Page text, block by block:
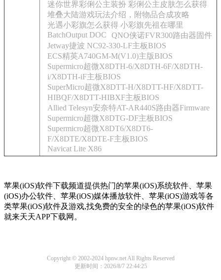
迷你世界彩俐公主装扮 彩俐公主皮肤怎么获得
堆叠大陆游戏玩法介绍，附物品合成攻略
光遇小彩旗怎么获得 小彩旗先祖在哪里
BatchOutput DOC
QNO侠诺FVR300路由器固件
Jetway捷波 NC92-330-LF主板BIOS
ECS精英A740GM-M(V1.0)主版BIOS
Supermicro超微X8DTH-6/X8DTH-6F/X8DTH-
i/X8DTH-iF主板BIOS
SuperMicro超微X8DTT-H/X8DTT-HF/X8DTT-
HIBQF/X8DTT-HIBXF主板BIOS
Allied Telesyn安奈特AT-AR440S路由器Firmware
Supermicro超微X8DTG-DF主板BIOS
Supermicro超微X8DT6/X8DT6-
F/X8DTE/X8DTE-F主板BIOS
Navicat Lite X86
苹果(iOS)软件下载频道提供热门的苹果(iOS)系统软件、苹果
(iOS)办公软件、苹果(iOS)媒体播放软件、苹果(iOS)游戏等各
类苹果(iOS)软件及游戏,找免费的安全的绿色的苹果(iOS)软件
就来天天APP下载网。
Copyright © 2002-2024 hpnw.net All Rights Reserved
更新时间：2026/8/7 22:44:25